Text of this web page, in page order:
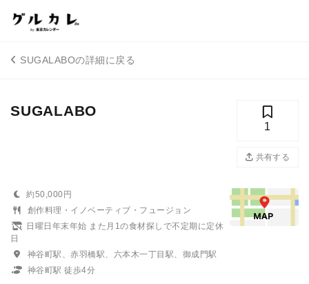
SUGALABOの詳細に戻る
SUGALABO
1
共有する
約50,000円
創作料理・イノベーティブ・フュージョン
日曜日年末年始 また月1の食材探しで不定期に定休
日
神谷町駅、赤羽橋駅、六本木一丁目駅、御成門駅
神谷町駅 徒歩4分